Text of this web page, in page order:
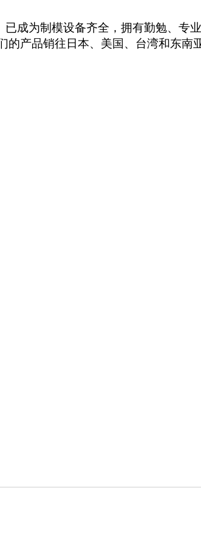
成为制模设备齐全，拥有勤勉、专
的产品销往日本、美国、台湾和东南